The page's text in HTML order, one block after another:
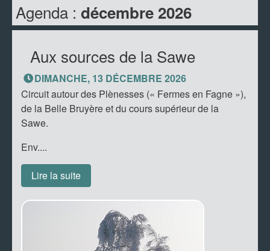
Agenda : décembre 2026
Aux sources de la Sawe
DIMANCHE, 13 DÉCEMBRE 2026
Circuit autour des Plènesses (« Fermes en Fagne »),
de la Belle Bruyère et du cours supérieur de la
Sawe.
Env....
Lire la suite